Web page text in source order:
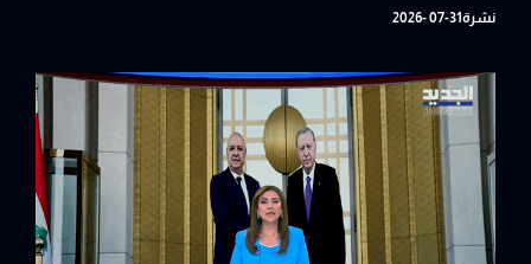
نشرة31-07 -2026